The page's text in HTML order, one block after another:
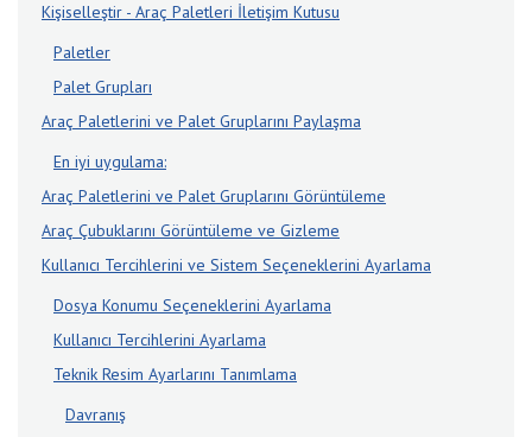
Kişiselleştir - Araç Paletleri İletişim Kutusu
Paletler
Palet Grupları
Araç Paletlerini ve Palet Gruplarını Paylaşma
En iyi uygulama:
Araç Paletlerini ve Palet Gruplarını Görüntüleme
Araç Çubuklarını Görüntüleme ve Gizleme
Kullanıcı Tercihlerini ve Sistem Seçeneklerini Ayarlama
Dosya Konumu Seçeneklerini Ayarlama
Kullanıcı Tercihlerini Ayarlama
Teknik Resim Ayarlarını Tanımlama
Davranış